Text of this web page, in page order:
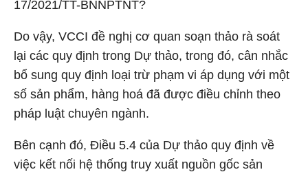
17/2021/TT-BNNPTNT?
Do vậy, VCCI đề nghị cơ quan soạn thảo rà soát
lại các quy định trong Dự thảo, trong đó, cân nhắc
bổ sung quy định loại trừ phạm vi áp dụng với một
số sản phẩm, hàng hoá đã được điều chỉnh theo
pháp luật chuyên ngành.
Bên cạnh đó, Điều 5.4 của Dự thảo quy định về
việc kết nối hệ thống truy xuất nguồn gốc sản